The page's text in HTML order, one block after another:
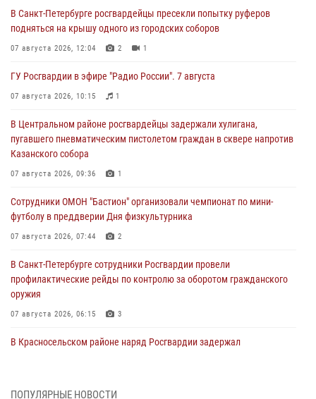
В Санкт-Петербурге росгвардейцы пресекли попытку руферов
подняться на крышу одного из городских соборов
07 августа 2026, 12:04 2 1
ГУ Росгвардии в эфире "Радио России". 7 августа
07 августа 2026, 10:15 1
В Центральном районе росгвардейцы задержали хулигана,
пугавшего пневматическим пистолетом граждан в сквере напротив
Казанского собора
07 августа 2026, 09:36 1
Сотрудники ОМОН "Бастион" организовали чемпионат по мини-
футболу в преддверии Дня физкультурника
07 августа 2026, 07:44 2
В Санкт-Петербурге сотрудники Росгвардии провели
профилактические рейды по контролю за оборотом гражданского
оружия
07 августа 2026, 06:15 3
В Красносельском районе наряд Росгвардии задержал
06 августа 2026, 13:39 1
ПОПУЛЯРНЫЕ НОВОСТИ